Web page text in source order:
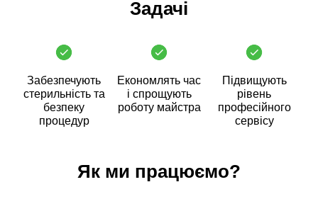
Задачі
Забезпечують
стерильність та
безпеку
процедур
Економлять час
і спрощують
роботу майстра
Підвищують
рівень
професійного
сервісу
Як ми працюємо?